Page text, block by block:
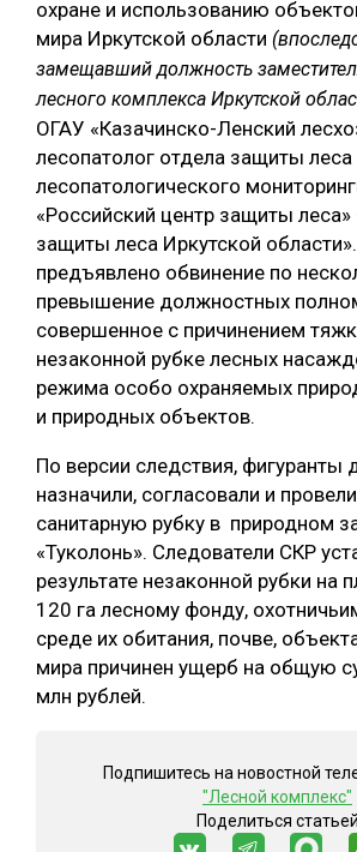
охране и использованию
мира Иркутской области (
замещавший должность
лесного комплекса Иркутской
ОГАУ «Казачинско-Ленский
лесопатолог отдела защиты леса
лесопатологического
«Российский центр защиты
защиты леса Иркутской
предъявлено обвинение по
превышение должностных
совершенное с причинением
незаконной рубке лесных
режима особо охраняемых
и природных объектов.
По версии следствия, фигуранты
назначили, согласовали и
санитарную рубку в природном
«Туколонь». Следователи СКР
результате незаконной рубки на
120 га лесному фонду,
среде их обитания, почве,
мира причинен ущерб на общую
млн рублей.
Подпишитесь на новостной
"Лесной комплекс"
Поделиться статьей